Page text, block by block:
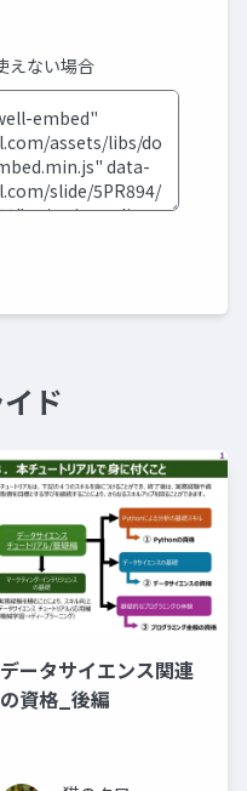
えない場合
ド
データサイエンス関連
の資格_後編